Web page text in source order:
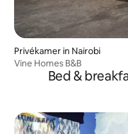
Privékamer in Nairobi
Vine Homes B&B
Bed &